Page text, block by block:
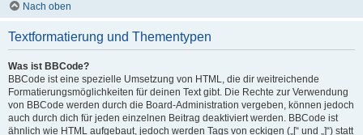
Nach oben
Textformatierung und Thementypen
Was ist BBCode?
BBCode ist eine spezielle Umsetzung von HTML, die dir weitreichende
Formatierungsmöglichkeiten für deinen Text gibt. Die Rechte zur Verwendung
von BBCode werden durch die Board-Administration vergeben, können jedoch
auch durch dich für jeden einzelnen Beitrag deaktiviert werden. BBCode ist
ähnlich wie HTML aufgebaut, jedoch werden Tags von eckigen („[“ und „]“) statt